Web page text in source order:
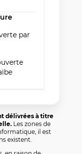
par
délivrées à titre
Les zones de
il est
existent.